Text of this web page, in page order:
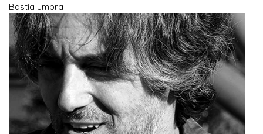
Bastia umbra